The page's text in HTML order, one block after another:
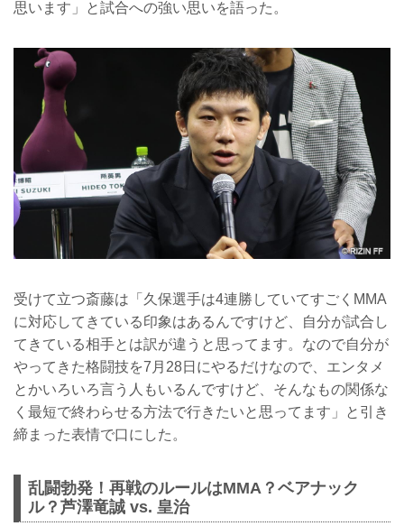
思います」と試合への強い思いを語った。
受けて立つ斎藤は「久保選手は4連勝していてすごくMMA
に対応してきている印象はあるんですけど、自分が試合し
てきている相手とは訳が違うと思ってます。なので自分が
やってきた格闘技を7月28日にやるだけなので、エンタメ
とかいろいろ言う人もいるんですけど、そんなもの関係な
く最短で終わらせる方法で行きたいと思ってます」と引き
締まった表情で口にした。
乱闘勃発！再戦のルールはMMA？ベアナック
ル？芦澤竜誠 vs. 皇治